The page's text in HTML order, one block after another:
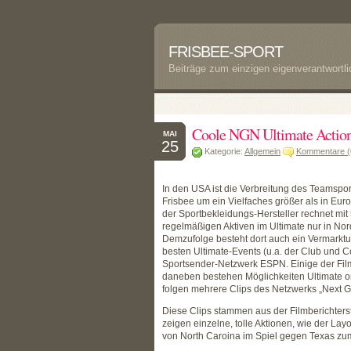
FRISBEE-SPORT
Beiträge zum einzigen
MAI
25
Coole NGN Ultimate
Kategorie: Allgemein Kommentare
In den USA ist die Verbreitung des
Frisbee um ein Vielfaches größer als in
der Sportbekleidungs-Hersteller rechnet
regelmäßigen Aktiven im Ultimate nur in
Demzufolge besteht dort auch ein
besten Ultimate-Events (u.a. der Club und
Sportsender-Netzwerk ESPN. Einige der
daneben bestehen Möglichkeiten Ultimate
folgen mehrere Clips des Netzwerks „Next
Diese Clips stammen aus der
zeigen einzelne, tolle Aktionen, wie der
von North Caroina im Spiel gegen Texas